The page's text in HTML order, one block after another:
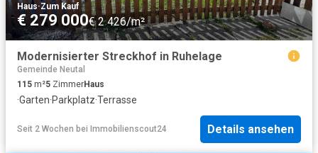
Haus·Zum Kauf
€ 279 000€ 2 426/m²
Modernisierter Streckhof in Ruhelage
Gemeinde Neutal
115 m²5 ZimmerHaus
·Garten·Parkplatz·Terrasse
Seit 2 Wochen bei Immobilienscout24 Details ansehen